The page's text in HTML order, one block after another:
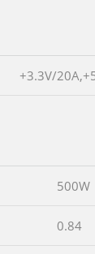
+3.3V/
500W
0.84